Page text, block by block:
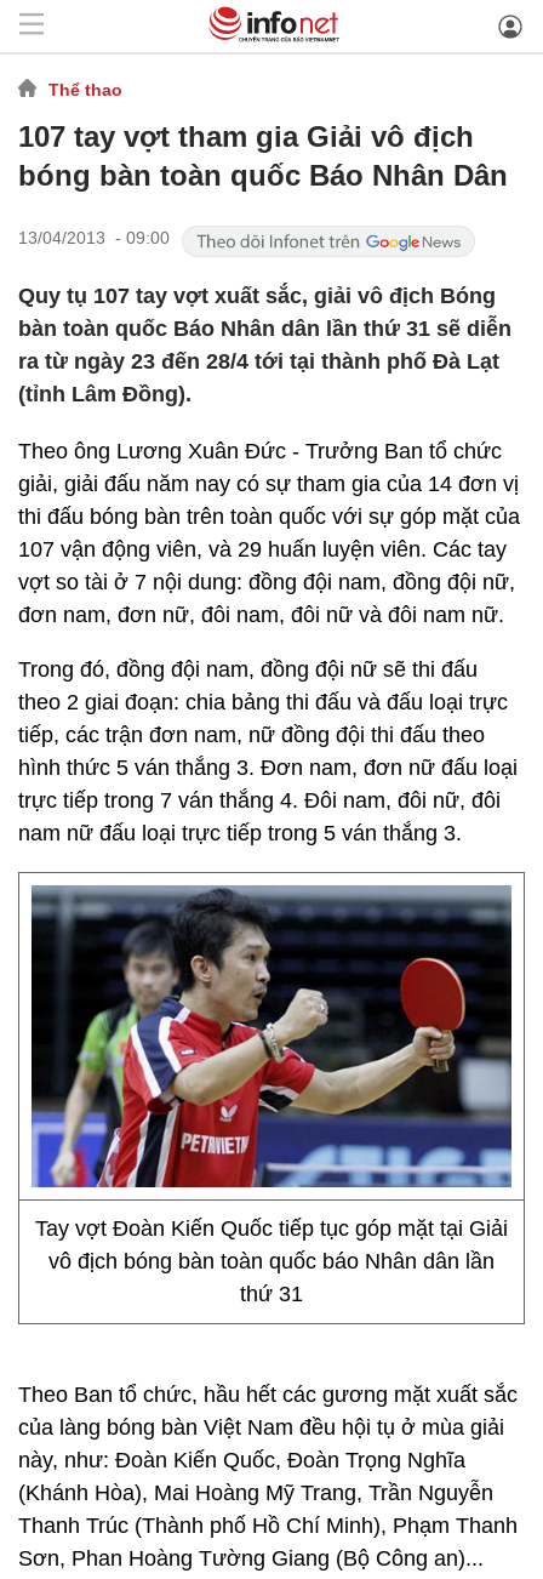
Thể thao
107 tay vợt tham gia Giải vô địch
bóng bàn toàn quốc Báo Nhân Dân
13/04/2013 - 09:00
Quy tụ 107 tay vợt xuất sắc, giải vô địch Bóng
bàn toàn quốc Báo Nhân dân lần thứ 31 sẽ diễn
ra từ ngày 23 đến 28/4 tới tại thành phố Đà Lạt
(tỉnh Lâm Đồng).
Theo ông Lương Xuân Đức - Trưởng Ban tổ chức
giải, giải đấu năm nay có sự tham gia của 14 đơn vị
thi đấu bóng bàn trên toàn quốc với sự góp mặt của
107 vận động viên, và 29 huấn luyện viên. Các tay
vợt so tài ở 7 nội dung: đồng đội nam, đồng đội nữ,
đơn nam, đơn nữ, đôi nam, đôi nữ và đôi nam nữ.
Trong đó, đồng đội nam, đồng đội nữ sẽ thi đấu
theo 2 giai đoạn: chia bảng thi đấu và đấu loại trực
tiếp, các trận đơn nam, nữ đồng đội thi đấu theo
hình thức 5 ván thắng 3. Đơn nam, đơn nữ đấu loại
trực tiếp trong 7 ván thắng 4. Đôi nam, đôi nữ, đôi
nam nữ đấu loại trực tiếp trong 5 ván thắng 3.
Tay vợt Đoàn Kiến Quốc tiếp tục góp mặt tại Giải
vô địch bóng bàn toàn quốc báo Nhân dân lần
thứ 31
Theo Ban tổ chức, hầu hết các gương mặt xuất sắc
của làng bóng bàn Việt Nam đều hội tụ ở mùa giải
này, như: Đoàn Kiến Quốc, Đoàn Trọng Nghĩa
(Khánh Hòa), Mai Hoàng Mỹ Trang, Trần Nguyễn
Thanh Trúc (Thành phố Hồ Chí Minh), Phạm Thanh
Sơn, Phan Hoàng Tường Giang (Bộ Công an)...